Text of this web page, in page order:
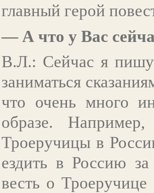
главный герой
— А что у Вас
В.Л.: Сейчас я пишу
заниматься
что очень много
образе.
Троеручицы в
ездить в Россию
весть о